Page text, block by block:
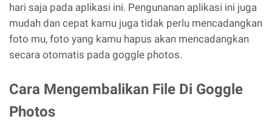
hari saja pada aplikasi ini. Pengunanan aplikasi ini juga
mudah dan cepat kamu juga tidak perlu mencadangkan
foto mu, foto yang kamu hapus akan mencadangkan
secara otomatis pada goggle photos.
Cara Mengembalikan File Di Goggle
Photos